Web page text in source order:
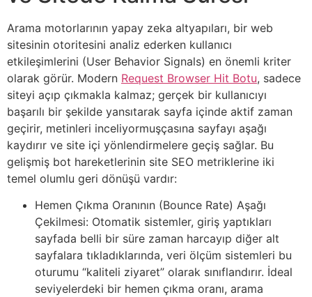
Arama motorlarının yapay zeka altyapıları, bir web
sitesinin otoritesini analiz ederken kullanıcı
etkileşimlerini (User Behavior Signals) en önemli kriter
olarak görür. Modern Request Browser Hit Botu, sadece
siteyi açıp çıkmakla kalmaz; gerçek bir kullanıcıyı
başarılı bir şekilde yansıtarak sayfa içinde aktif zaman
geçirir, metinleri inceliyormuşçasına sayfayı aşağı
kaydırır ve site içi yönlendirmelere geçiş sağlar. Bu
gelişmiş bot hareketlerinin site SEO metriklerine iki
temel olumlu geri dönüşü vardır:
Hemen Çıkma Oranının (Bounce Rate) Aşağı
Çekilmesi: Otomatik sistemler, giriş yaptıkları
sayfada belli bir süre zaman harcayıp diğer alt
sayfalara tıkladıklarında, veri ölçüm sistemleri bu
oturumu “kaliteli ziyaret” olarak sınıflandırır. İdeal
seviyelerdeki bir hemen çıkma oranı, arama